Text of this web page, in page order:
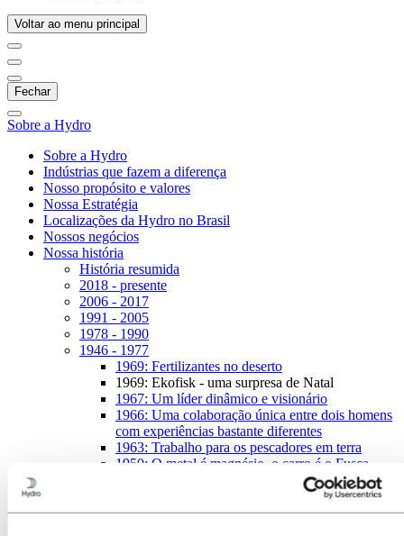
Voltar ao menu principal
Fechar
Sobre a Hydro
Sobre a Hydro
Indústrias que fazem a diferença
Nosso propósito e valores
Nossa Estratégia
Localizações da Hydro no Brasil
Nossos negócios
Nossa história
História resumida
2018 - presente
2006 - 2017
1991 - 2005
1978 - 1990
1946 - 1977
1969: Fertilizantes no deserto
1969: Ekofisk - uma surpresa de Natal
1967: Um líder dinâmico e visionário
1966: Uma colaboração única entre dois homens
com experiências bastante diferentes
1963: Trabalho para os pescadores em terra
1950: O metal é magnésio, o carro é o Fusca
1947: Årdal: luz no fim de um longo túnel
1929 - 1945